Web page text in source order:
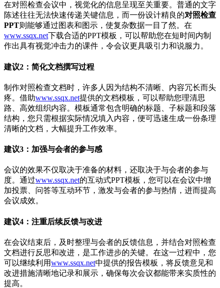
在对照检查会议中，视觉化的信息呈现至关重要。普通的文字
陈述往往无法快速传递关键信息，而一份设计精良的对照检查
PPT则能够通过图表和图示，使复杂数据一目了然。在
www.ssqx.net下载合适的PPT模板，可以帮助您在短时间内制
作出具有视觉冲击力的课件，令会议更具吸引力和说服力。
建议2：简化文档撰写过程
制作对照检查文档时，许多人因为结构不清晰、内容冗长而头
疼。借助www.ssqx.net提供的文档模板，可以帮助您理清思
路、高效组织内容。模板通常包含明确的标题、子标题和段落
结构，您只需根据实际情况填入内容，便可迅速生成一份条理
清晰的文档，大幅提升工作效率。
建议3：加强与会者的参与感
会议的效果不仅取决于准备的材料，还取决于与会者的参与
度。通过www.ssqx.net的互动式PPT模板，您可以在会议中增
加投票、问答等互动环节，激发与会者的参与热情，进而提高
会议成效。
建议4：注重后续反馈与改进
在会议结束后，及时整理与会者的反馈信息，并结合对照检查
文档进行反思和改进，是工作进步的关键。在这一过程中，您
可以继续利用www.ssqx.net中提供的报告模板，将反馈意见和
改进措施清晰地记录和展示，确保每次会议都能带来实质性的
提高。